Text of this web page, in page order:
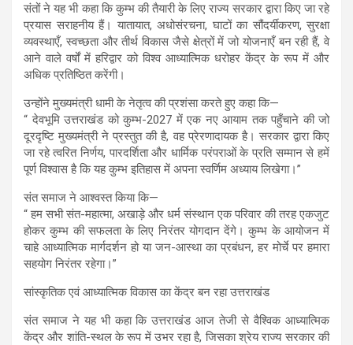
संतों ने यह भी कहा कि कुम्भ की तैयारी के लिए राज्य सरकार द्वारा किए जा रहे
प्रयास सराहनीय हैं। यातायात, अधोसंरचना, घाटों का सौंदर्यीकरण, सुरक्षा
व्यवस्थाएँ, स्वच्छता और तीर्थ विकास जैसे क्षेत्रों में जो योजनाएँ बन रही हैं, वे
आने वाले वर्षों में हरिद्वार को विश्व आध्यात्मिक धरोहर केंद्र के रूप में और
अधिक प्रतिष्ठित करेंगी।
उन्होंने मुख्यमंत्री धामी के नेतृत्व की प्रशंसा करते हुए कहा कि—
“ देवभूमि उत्तराखंड को कुम्भ-2027 में एक नए आयाम तक पहुँचाने की जो
दूरदृष्टि मुख्यमंत्री ने प्रस्तुत की है, वह प्रेरणादायक है। सरकार द्वारा किए
जा रहे त्वरित निर्णय, पारदर्शिता और धार्मिक परंपराओं के प्रति सम्मान से हमें
पूर्ण विश्वास है कि यह कुम्भ इतिहास में अपना स्वर्णिम अध्याय लिखेगा।”
संत समाज ने आश्वस्त किया कि—
“ हम सभी संत-महात्मा, अखाड़े और धर्म संस्थान एक परिवार की तरह एकजुट
होकर कुम्भ की सफलता के लिए निरंतर योगदान देंगे। कुम्भ के आयोजन में
चाहे आध्यात्मिक मार्गदर्शन हो या जन-आस्था का प्रबंधन, हर मोर्चे पर हमारा
सहयोग निरंतर रहेगा।”
सांस्कृतिक एवं आध्यात्मिक विकास का केंद्र बन रहा उत्तराखंड
संत समाज ने यह भी कहा कि उत्तराखंड आज तेजी से वैश्विक आध्यात्मिक
केंद्र और शांति-स्थल के रूप में उभर रहा है, जिसका श्रेय राज्य सरकार की